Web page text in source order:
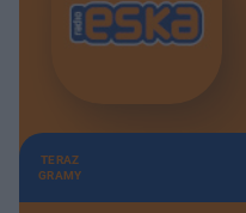
TERAZ
GRAMY